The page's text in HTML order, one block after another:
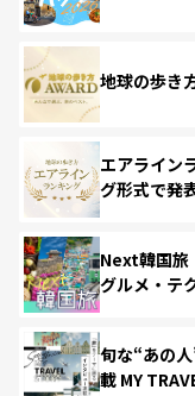
地球の歩き
エアライン
グ形式で発
Next韓国旅
グルメ・テ
旬な“あの
載 MY